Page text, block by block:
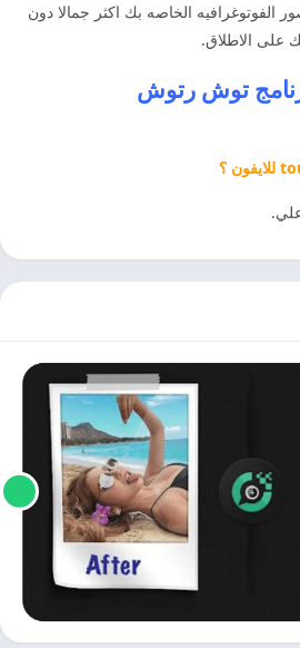
الفوتوغرافيه الخاصه بك اكثر جمالا دون
على الاطلاق.
توش رتوش